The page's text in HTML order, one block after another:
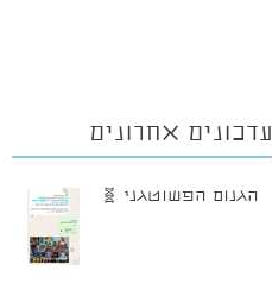
עדכונים אחרונים
הגנום הפשוטגני 🧬